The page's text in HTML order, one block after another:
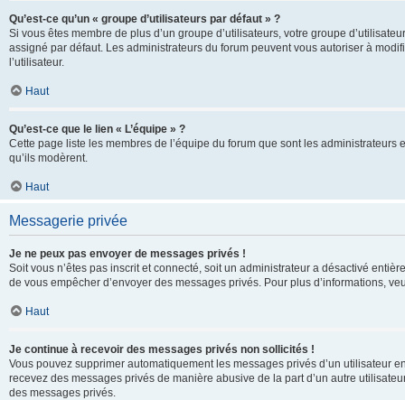
Qu’est-ce qu’un « groupe d’utilisateurs par défaut » ?
Si vous êtes membre de plus d’un groupe d’utilisateurs, votre groupe
assigné par défaut. Les administrateurs du forum peuvent vous autoriser à
l’utilisateur.
Haut
Qu’est-ce que le lien « L’équipe » ?
Cette page liste les membres de l’équipe du forum que sont les
qu’ils modèrent.
Haut
Messagerie privée
Je ne peux pas envoyer de messages privés !
Soit vous n’êtes pas inscrit et connecté, soit un administrateur a désactivé
de vous empêcher d’envoyer des messages privés. Pour plus d’informations,
Haut
Je continue à recevoir des messages privés non sollicités !
Vous pouvez supprimer automatiquement les messages privés d’un utilisateur
recevez des messages privés de manière abusive de la part d’un autre
des messages privés.